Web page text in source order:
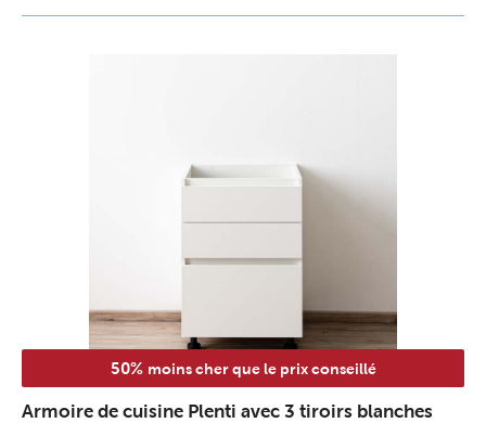
50% moins cher que le prix conseillé
Armoire de cuisine Plenti avec 3 tiroirs blanches